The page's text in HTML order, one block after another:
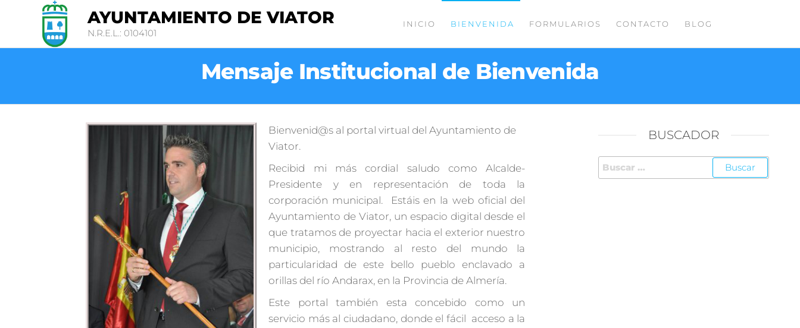
AYUNTAMIENTO DE VIATOR
N.R.E.L.: 0104101
INICIO BIENVENIDA FORMULARIOS CONTACTO BLOG
Mensaje Institucional de Bienvenida
Bienvenid@s al portal virtual del Ayuntamiento de
Viator.
Recibid mi más cordial saludo como Alcalde-
Presidente y en representación de toda la
corporación municipal. Estáis en la web oficial del
Ayuntamiento de Viator, un espacio digital desde el
que tratamos de proyectar hacia el exterior nuestro
municipio, mostrando al resto del mundo la
particularidad de este bello pueblo enclavado a
orillas del río Andarax, en la Provincia de Almería.
Este portal también esta concebido como un
servicio más al ciudadano, donde el fácil acceso a la
BUSCADOR